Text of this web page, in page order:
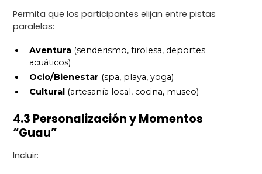
Permita que los participantes elijan entre pistas
paralelas:
Aventura (senderismo, tirolesa, deportes
acuáticos)
Ocio/Bienestar (spa, playa, yoga)
Cultural (artesanía local, cocina, museo)
4.3 Personalización y Momentos
“Guau”
Incluir: